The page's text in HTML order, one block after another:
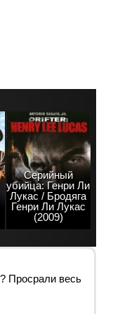
Серийный
убийца: Генри Ли
Лукас / Бродяга
Генри Ли Лукас
(2009)
Просрали весь